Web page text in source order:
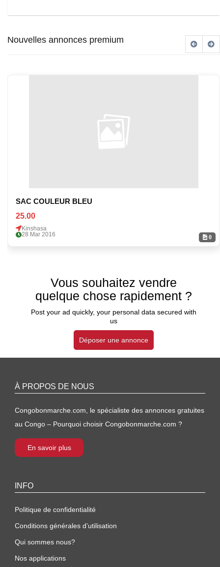
Nouvelles annonces premium
0
SAC COULEUR BLEU
25.00
Kinshasa
28 Mar 2016
Vous souhaitez vendre
quelque chose rapidement ?
Post your ad quickly, your personal data secured with
us
Déposer une annonce
À PROPOS DE NOUS
Congobonmarche.com, le spécialiste des annonces gratuites
au Congo – Pourquoi choisir Congobonmarche.com ?
En savoir plus
INFO
Politique de confidentialité
Conditions générales d’utilisation
Qui sommes nous?
Nos applications